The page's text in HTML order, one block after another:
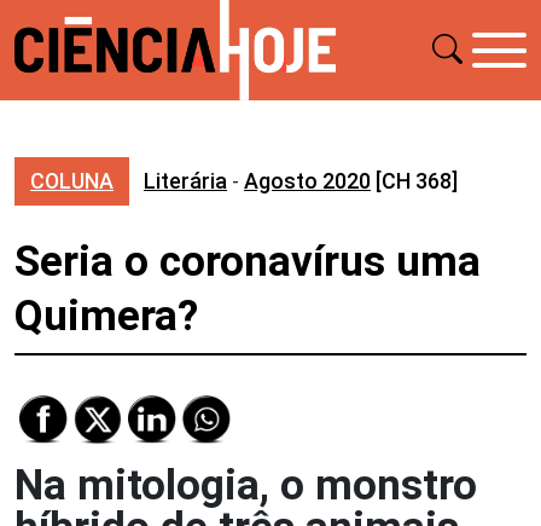
COLUNA Literária - Agosto 2020 [CH 368]
Seria o coronavírus uma
Quimera?
Na mitologia, o monstro